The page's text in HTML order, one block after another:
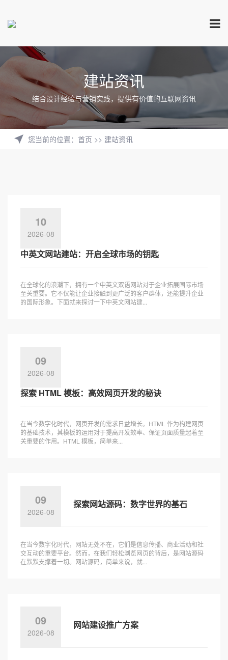
建站资讯
结合设计经验与营销实践，提供有价值的互联网资讯
您当前的位置： 首页 >> 建站资讯
10
2026-08
中英文网站建站：开启全球市场的钥匙
在全球化的浪潮下，拥有一个中英文双语网站对于企业拓展国际市场
至关重要。它不仅能让企业接触到更广泛的客户群体，还能提升企业
的国际形象。下面就来探讨一下中英文网站建...
09
2026-08
探索 HTML 模板：高效网页开发的秘诀
在当今数字化时代，网页开发的需求日益增长。HTML 作为构建网页
的基础技术，其模板的运用对于提高开发效率、保证页面质量起着至
关重要的作用。HTML 模板，简单来...
09
2026-08
探索网站源码：数字世界的基石
在当今数字化时代，网站无处不在，它们是信息传播、商业活动和社
交互动的重要平台。然而，在我们轻松浏览网页的背后，是网站源码
在默默支撑着一切。网站源码，简单来说，就...
09
2026-08
网站建设推广方案